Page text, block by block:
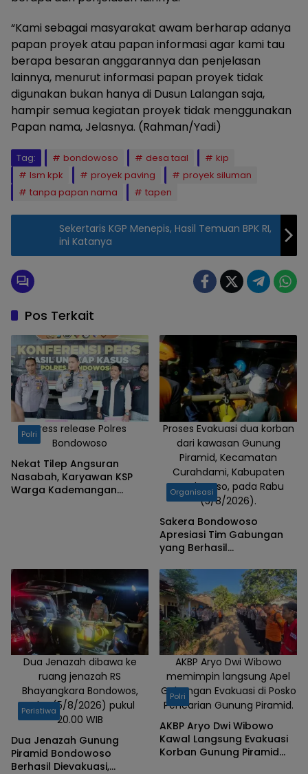
“Kami sebagai masyarakat awam berharap adanya
papan proyek atau papan informasi agar kami tau
berapa besaran anggarannya dan penjelasan
lainnya, menurut informasi papan proyek tidak
digunakan bukan hanya di Dusun Lalangan saja,
hampir semua kegiatan proyek tidak menggunakan
Papan nama, Jelasnya. (Rahman/Yadi)
Tag: bondowoso desa taal
kip
lsm kpk
proyek paving
proyek siluman
tanpa papan nama
tapen
Sekertaris KGP Menepis, Hasil Temuan BPK RI,
ini Katanya
Pos Terkait
Press release Polres
Bondowoso
Polri
Nekat Tilep Angsuran
Nasabah, Karyawan KSP
Warga Kademangan
Proses Evakuasi dua korban
dari kawasan Gunung
Piramid, Kecamatan
Curahdami, Kabupaten
Bondowoso, pada Rabu
(5/8/2026).
Organisasi
Sakera Bondowoso
Apresiasi Tim Gabungan
yang Berhasil
Gunung Piramid
Dua Jenazah dibawa ke
ruang jenazah RS
Bhayangkara Bondowos,
Rabu (5/8/2026) pukul
20.00 WIB
Peristiwa
Dua Jenazah Gunung
Piramid Bondowoso
Berhasil Dievakuasi,
AKBP Aryo Dwi Wibowo
memimpin langsung Apel
Gabungan Evakuasi di Posko
Pencarian Gunung Piramid.
Polri
AKBP Aryo Dwi Wibowo
Kawal Langsung Evakuasi
Korban Gunung Piramid